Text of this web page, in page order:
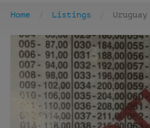
Home Listings Uruguay